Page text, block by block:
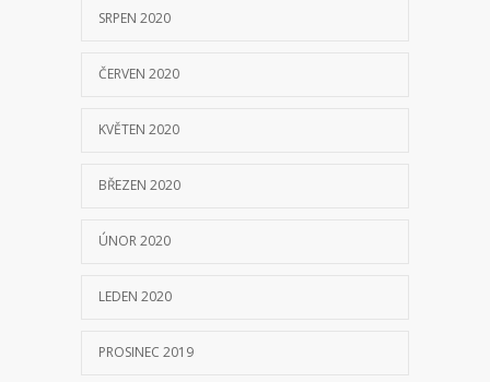
SRPEN 2020
ČERVEN 2020
KVĚTEN 2020
BŘEZEN 2020
ÚNOR 2020
LEDEN 2020
PROSINEC 2019